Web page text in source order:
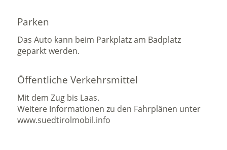
Parken
Das Auto kann beim Parkplatz am Badplatz
geparkt werden.
Öffentliche Verkehrsmittel
Mit dem Zug bis Laas.
Weitere Informationen zu den Fahrplänen unter
www.suedtirolmobil.info